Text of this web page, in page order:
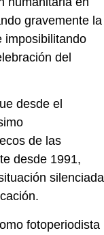
gravemente la
imposibilitando
del
desde el
de las
desde 1991,
silenciada
fotoperiodista